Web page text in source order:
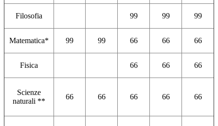
Filosofia 99 99 99
Matematica* 99 99 66 66 66
Fisica 66 66 66
Scienze
naturali **
66 66 66 66 66